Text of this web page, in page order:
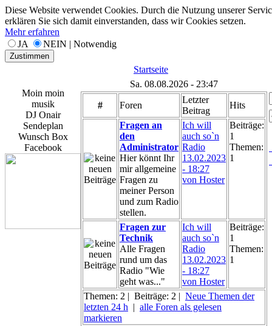
Diese Website verwendet Cookies. Durch die Nutzung unserer
erklären Sie sich damit einverstanden, dass wir Cookies setzen.
Mehr erfahren
JA
NEIN | Notwendig
Zustimmen
Startseite
Moin moin
musik
DJ Onair
Sendeplan
Wunsch Box
Facebook
Sa. 08.08.2026 - 23:47
# Foren
Letzter
Beitrag
Hits
Fragen an
den
Administrator
Hier könnt Ihr
mir allgemeine
Fragen zu
meiner Person
und zum Radio
stellen.
Ich will
auch so`n
Radio
13.02.2023
- 18:27
von Hoster
Beiträge:
1
Themen:
1
Fragen zur
Technik
Alle Fragen
rund um das
Radio "Wie
geht was..."
Ich will
auch so`n
Radio
13.02.2023
- 18:27
von Hoster
Beiträge:
1
Themen:
1
Themen: 2 | Beiträge: 2 | Neue Themen der
letzten 24 h | alle Foren als gelesen
markieren